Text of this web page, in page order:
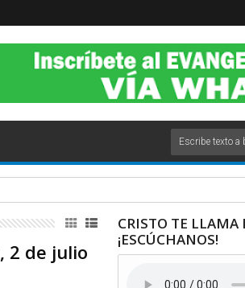
de Noviembre 2020.
2 de julio
CRISTO TE LLAMA
¡ESCÚCHANOS!